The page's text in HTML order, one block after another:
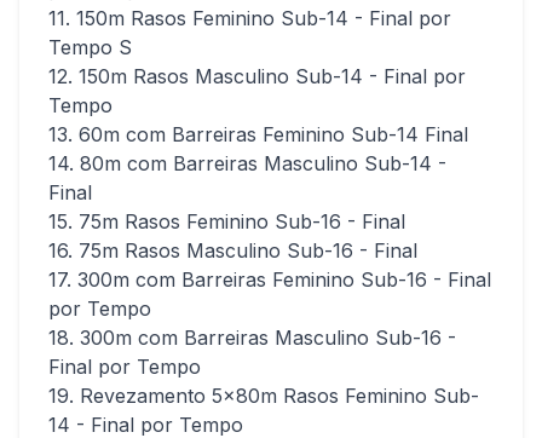
11. 150m Rasos Feminino Sub-14 - Final por
Tempo S
12. 150m Rasos Masculino Sub-14 - Final por
Tempo
13. 60m com Barreiras Feminino Sub-14 Final
14. 80m com Barreiras Masculino Sub-14 -
Final
15. 75m Rasos Feminino Sub-16 - Final
16. 75m Rasos Masculino Sub-16 - Final
17. 300m com Barreiras Feminino Sub-16 - Final
por Tempo
18. 300m com Barreiras Masculino Sub-16 -
Final por Tempo
19. Revezamento 5x80m Rasos Feminino Sub-
14 - Final por Tempo